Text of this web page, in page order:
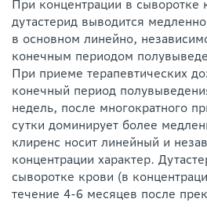
При концентрации в сыворотке
дутастерид выводится
в основном линейно,
конечным периодом
При приеме терапевтических
конечный период
недель, после многократного
сутки доминирует более
клиренс носит линейный и
концентрации характер.
сыворотке крови (в
течение 4-6 месяцев после